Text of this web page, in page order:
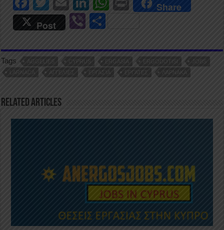
a
c
e
b
o
o
k
wi
tt
er
m
ail
n
k
e
dI
n
s
A
p
Share
Post
Vi
er ar
e
Tags AGGELIES CYPRUS ERGASIA ERGODOTISI
JOBS
LARNACA
ΑΓΓΕΛΊΕΣ ΕΡΓΑΣΊΑ ΕΡΓΆΤΕΣ ΛΆΡΝΑΚΑ
Related Articles